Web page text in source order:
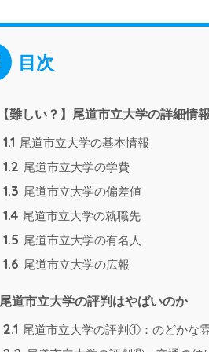
目次
【難しい？】尾道市立大学の詳細情報
1.1 尾道市立大学の基本情報
1.2 尾道市立大学の学費
1.3 尾道市立大学の偏差値
1.4 尾道市立大学の就職先
1.5 尾道市立大学の有名人
1.6 尾道市立大学の広報
尾道市立大学の評判はやばいのか
2.1 尾道市立大学の評判①：のどかな